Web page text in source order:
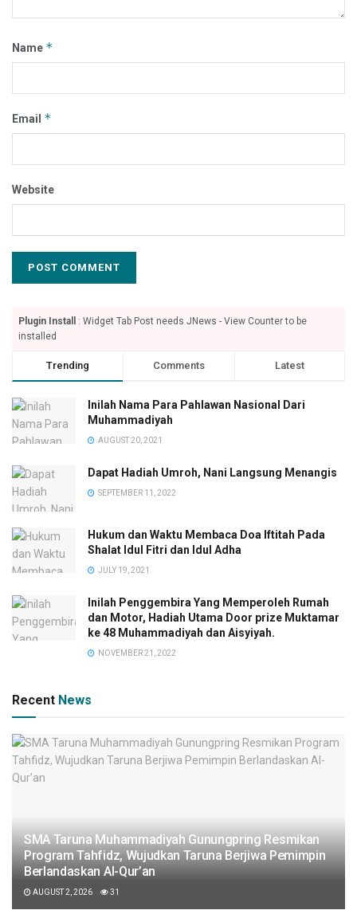
Name *
Email *
Website
Plugin Install
: Widget Tab Post needs JNews - View Counter to be
installed
Trending Comments Latest
Inilah Nama Para Pahlawan Nasional Dari
Muhammadiyah
AUGUST 20, 2021
Dapat Hadiah Umroh, Nani Langsung Menangis
SEPTEMBER 11, 2022
Hukum dan Waktu Membaca Doa Iftitah Pada
Shalat Idul Fitri dan Idul Adha
JULY 19, 2021
Inilah Penggembira Yang Memperoleh Rumah
dan Motor, Hadiah Utama Door prize Muktamar
ke 48 Muhammadiyah dan Aisyiyah.
NOVEMBER 21, 2022
Recent News
SMA Taruna Muhammadiyah Gunungpring Resmikan
Program Tahfidz, Wujudkan Taruna Berjiwa Pemimpin
Berlandaskan Al-Qur’an
AUGUST 2, 2026 31